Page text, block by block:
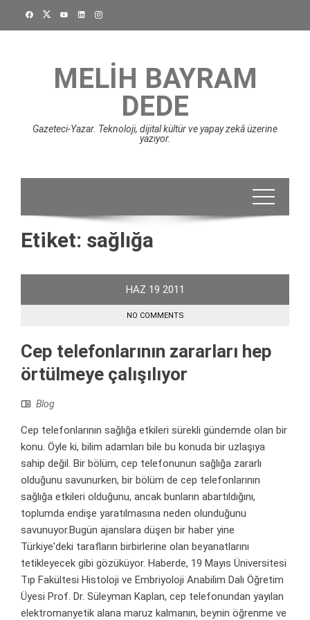
MELIH BAYRAM
DEDE
Gazeteci-Yazar. Teknoloji, dijital kültür ve yapay zekâ üzerine
yazıyor.
Etiket: sağlığa
HAZ 19 2011
NO COMMENTS
Cep telefonlarının zararları hep
örtülmeye çalışılıyor
Blog
Cep telefonlarının sağlığa etkileri sürekli gündemde olan bir
konu. Öyle ki, bilim adamları bile bu konuda bir uzlaşıya
sahip değil. Bir bölüm, cep telefonunun sağlığa zararlı
olduğunu savunurken, bir bölüm de cep telefonlarının
sağlığa etkileri olduğunu, ancak bunların abartıldığını,
toplumda endişe yaratılmasına neden olunduğunu
savunuyor.Bugün ajanslara düşen bir haber yine
Türkiye'deki tarafların birbirlerine olan beyanatlarını
tetikleyecek gibi gözüküyor. Haberde, 19 Mayıs Üniversitesi
Tıp Fakültesi Histoloji ve Embriyoloji Anabilim Dalı Öğretim
Üyesi Prof. Dr. Süleyman Kaplan, cep telefonundan yayılan
elektromanyetik alana maruz kalmanın, beynin öğrenme ve